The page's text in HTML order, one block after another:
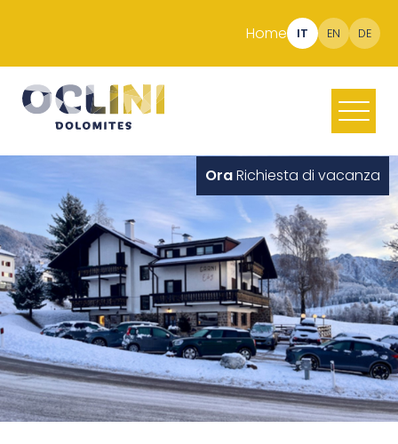
Home IT EN DE
OraRichiesta di vacanza